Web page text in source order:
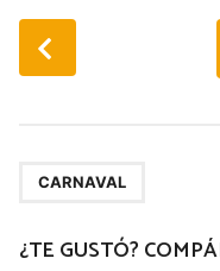
P
o
i
CARNAVAL
¿TE GUSTÓ?